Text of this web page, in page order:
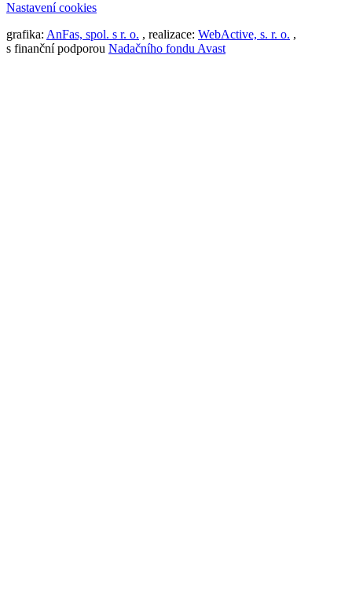
Nastavení cookies
grafika: AnFas, spol. s r. o. , realizace: WebActive, s. r. o. ,
s finanční podporou Nadačního fondu Avast